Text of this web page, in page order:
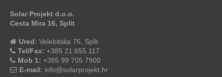
Solar Projekt d.o.o.
Cesta Mira 16, Split
Ured: Velebitska 76, Split
Tel/Fax: +385 21 655 117
Mob 1: +385 99 705 7900
E-mail: info@solarprojekt.hr